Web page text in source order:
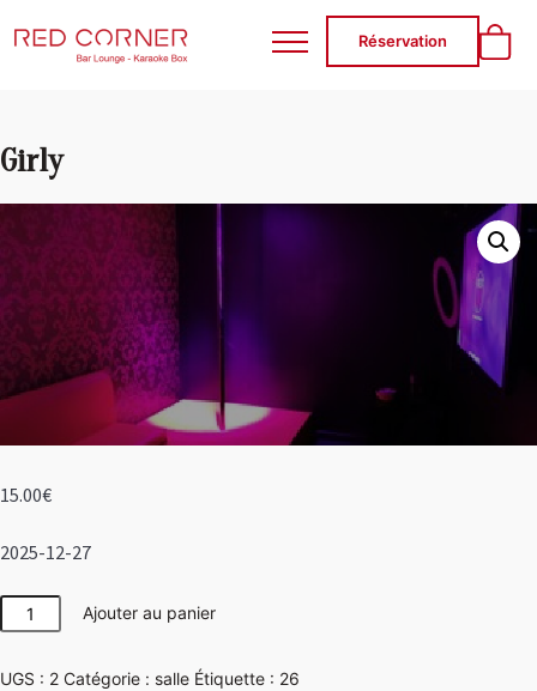
RED CORNER
Réservation
Girly
15.00€
2025-12-27
quantité
de
Ajouter au panier
UGS : 2 Catégorie : salle Étiquette : 26